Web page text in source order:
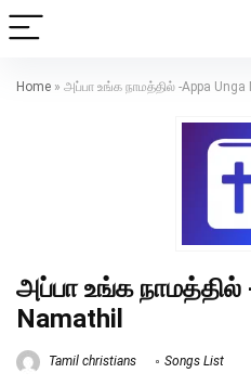
Home » அப்பா உங்க நாமத்தில் -Appa Unga
அப்பா உங்க நாமத்தில்
Namathil
Tamil christians Songs List